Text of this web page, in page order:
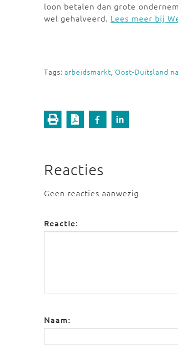
loon betalen dan grote
wel gehalveerd. Lees meer bij
Tags: arbeidsmarkt, Oost-Duitsland
Reacties
Geen reacties aanwezig
Reactie:
Naam: